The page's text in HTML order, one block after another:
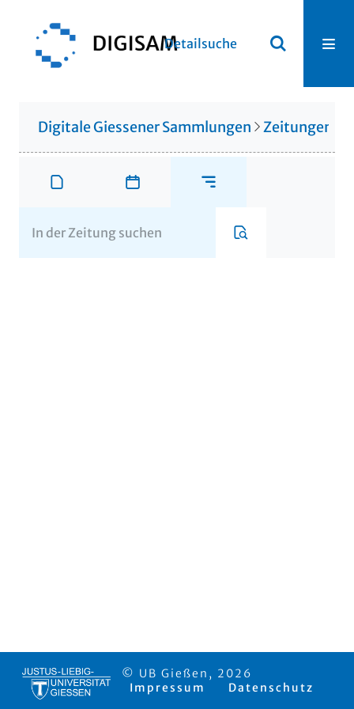
Detailsuche
Digitale Giessener Sammlungen Zeitungen
© UB Gießen, 2026
Impressum
Datenschutz